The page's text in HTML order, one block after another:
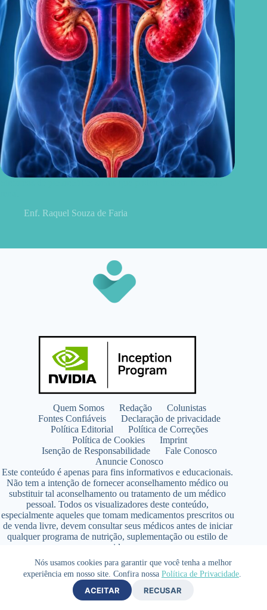
Nós usamos cookies para garantir que você tenha a melhor
experiência em nosso site. Confira nossa Política de Privacidade.
ACEITAR RECUSAR
Enf. Raquel Souza de Faria
Quem Somos Redação
Colunistas
Fontes Confiáveis
Declaração de privacidade
Política Editorial
Política de Correções
Política de Cookies
Imprint
Isenção de Responsabilidade
Fale Conosco
Anuncie Conosco
Este conteúdo é apenas para fins informativos e educacionais.
Não tem a intenção de fornecer aconselhamento médico ou
substituir tal aconselhamento ou tratamento de um médico
pessoal. Todos os visualizadores deste conteúdo,
especialmente aqueles que tomam medicamentos prescritos ou
de venda livre, devem consultar seus médicos antes de iniciar
qualquer programa de nutrição, suplementação ou estilo de
vida.
Copyright © 2026 - SaúdeLAB.com pertence ao grupo
VKCF Soluções Digitais Ltda - CNPJ n° 43.726.917/0001-80
- Contato +55 (65) 99813- 4203 - Responsável Técnica:
Farmacêutica Elizandra Civalsci Costa - CRF MT n° 3490